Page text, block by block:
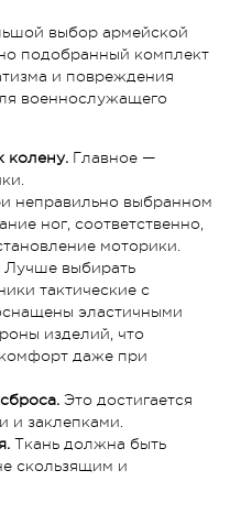
выбор армейской
подобранный комплект
и повреждения
военнослужащего
колену. Главное —
неправильно выбранном
ног, соответственно,
моторики.
Лучше выбирать
тактические с
эластичными
изделий, что
даже при
Это достигается
и заклепками.
Ткань должна быть
скользящим и